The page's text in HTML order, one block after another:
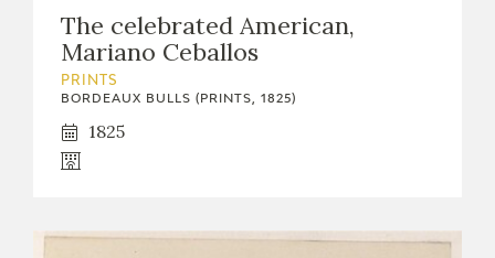
The celebrated American,
Mariano Ceballos
PRINTS
BORDEAUX BULLS (PRINTS, 1825)
1825